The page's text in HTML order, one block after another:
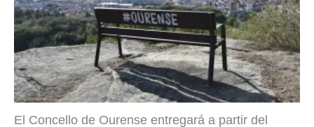
El Concello de Ourense entregará a partir del